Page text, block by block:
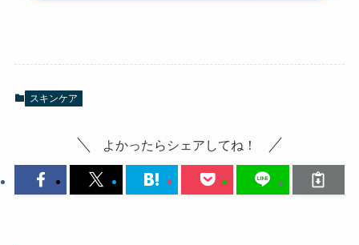
スキンケア
よかったらシェアしてね！